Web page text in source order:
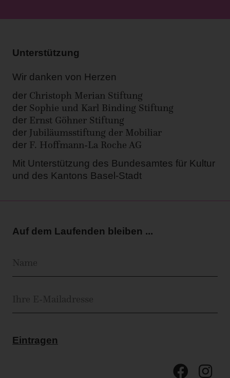
Unterstützung
Wir danken von Herzen
der Christoph Merian Stiftung
der Sophie und Karl Binding Stiftung
der Ernst Göhner Stiftung
der Jubiläumsstiftung der Mobiliar
der F. Hoffmann-La Roche AG
Mit Unterstützung des Bundesamtes für Kultur
und des Kantons Basel-Stadt
Auf dem Laufenden bleiben ...
Eintragen